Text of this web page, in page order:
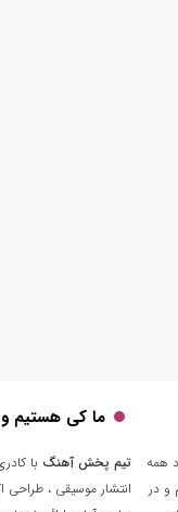
شده و تا 2 بامداد همه
و در
ما کی هستیم و
تیم پخش آهنگ با
انتشار موسیقی ،